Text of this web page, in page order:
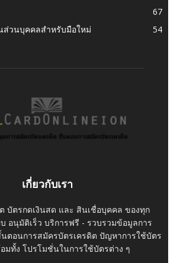
67
ส่วนบุคคลสำหรับมือใหม่
54
เกี่ยวกับเรา
บัตรกดเงินสด และ สินเชื่อบุคคล ของทุก
อนุมัติเร็ว บริการฟรี - รวบรวมข้อมูลการ
ตอนการสมัครบัตรเครดิต ปัญหาการใช้บัตร
มทั้ง โปรโมชั่นในการใช้บัตรต่าง ๆ